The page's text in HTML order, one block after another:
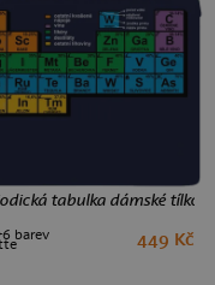
tabulka dámské tílko
barev 449 Kč